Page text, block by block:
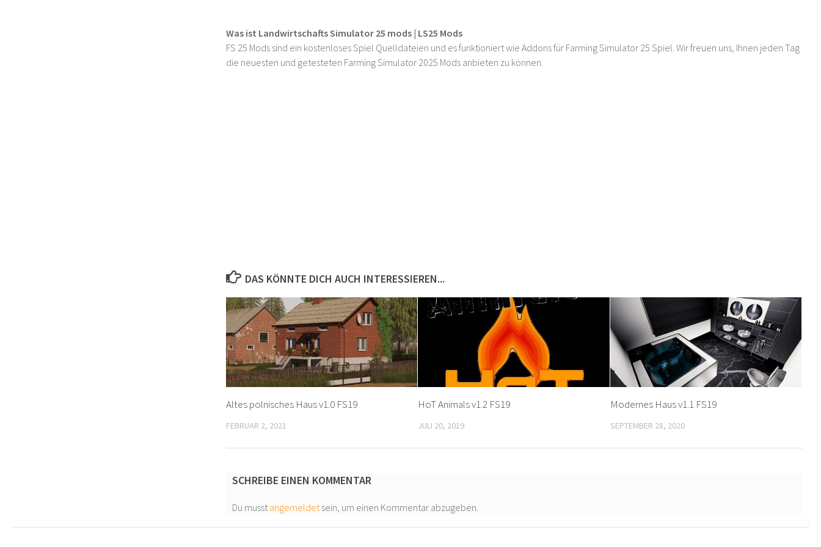
Was ist Landwirtschafts Simulator 25 mods | LS25 Mods
FS 25 Mods sind ein kostenloses Spiel Quelldateien und es funktioniert wie Addons für Farming Simulator 25 Spiel. Wir freuen uns, Ihnen jeden Tag
die neuesten und getesteten Farming Simulator 2025 Mods anbieten zu können.
DAS KÖNNTE DICH AUCH INTERESSIEREN...
Altes polnisches Haus v1.0 FS19
FEBRUAR 2, 2021
HoT Animals v1.2 FS19
JULI 20, 2019
Modernes Haus v1.1 FS19
SEPTEMBER 28, 2020
SCHREIBE EINEN KOMMENTAR
Du musstangemeldetsein, um einen Kommentar abzugeben.